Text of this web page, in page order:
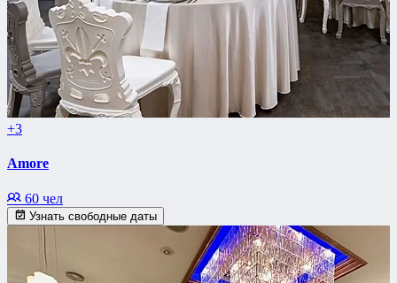
+3
Amore
60 чел
Узнать свободные даты